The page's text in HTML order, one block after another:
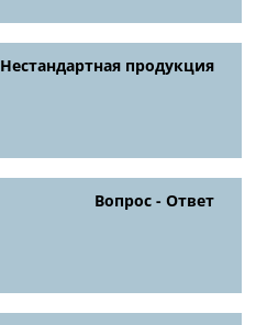
Нестандартная продукция
Вопрос - Ответ